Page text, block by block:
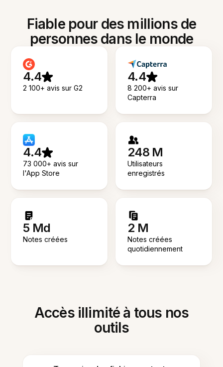
Fiable pour des millions de
personnes dans le monde
4.4
2 100+ avis sur G2
4.4
8 200+ avis sur
Capterra
4.4
73 000+ avis sur
l'App Store
248 M
Utilisateurs
enregistrés
5 Md
Notes créées
2 M
Notes créées
quotidiennement
Accès illimité à tous nos
outils